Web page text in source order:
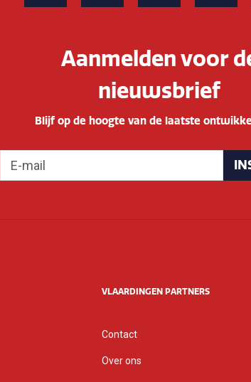
Aanmelden voor
nieuwsbrief
Blijf op de hoogte van de laatste
VLAARDINGEN PARTNERS
Contact
Over ons